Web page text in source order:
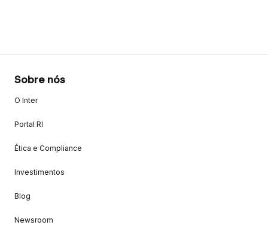
Sobre nós
O Inter
Portal RI
Ética e Compliance
Investimentos
Blog
Newsroom